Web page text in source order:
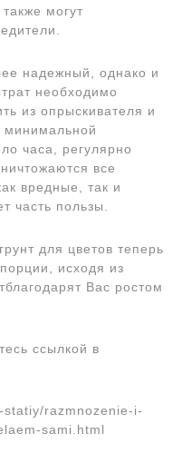
могут
надежный, однако и
необходимо
из опрыскивателя и
минимальной
часа, регулярно
все
вредные, так и
часть пользы.
для цветов теперь
исходя из
Вас ростом
ссылкой в
razmnozenie-i-
sami.html